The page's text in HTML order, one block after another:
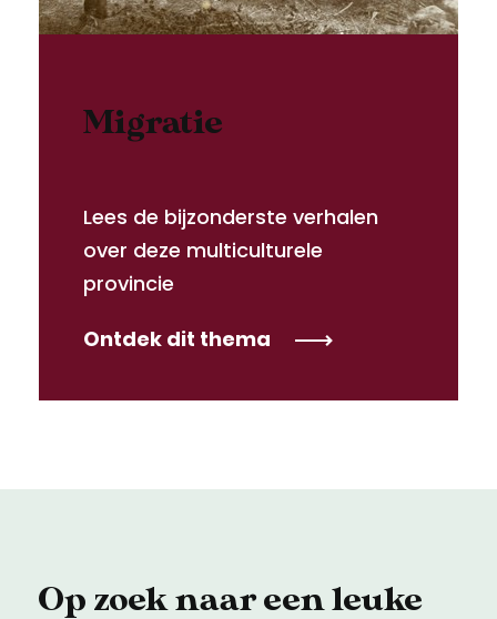
Migratie
Lees de bijzonderste verhalen
over deze multiculturele
provincie
Ontdek dit thema
Op zoek naar een leuke